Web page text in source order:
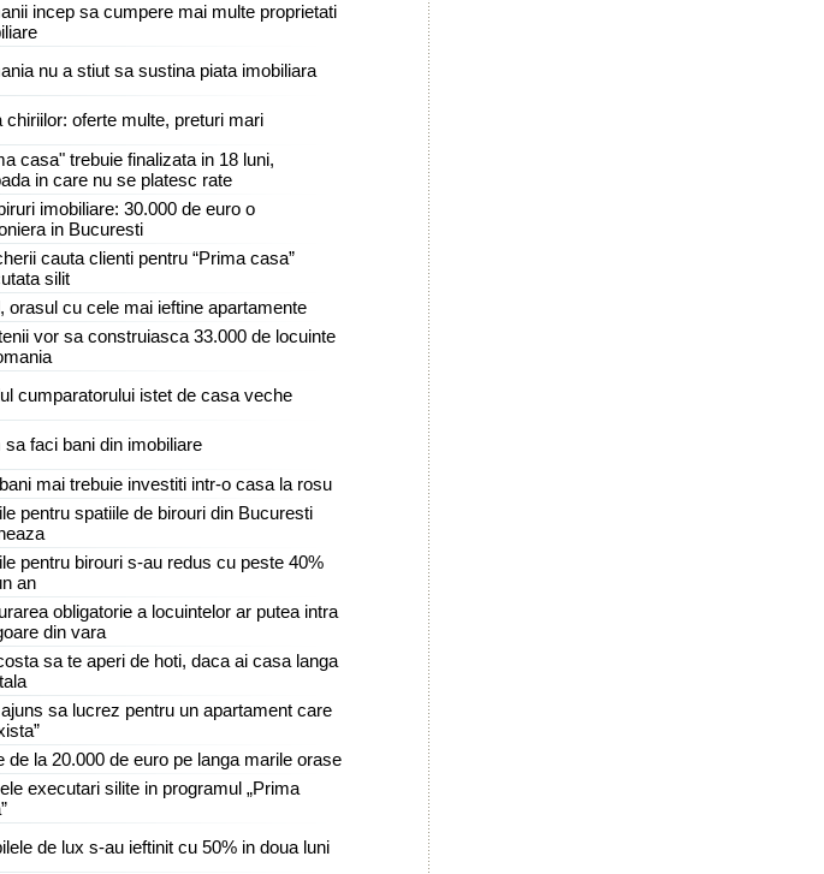
incep sa cumpere mai multe proprietati
nu a stiut sa sustina piata imobiliara
chiriilor: oferte multe, preturi mari
casa" trebuie finalizata in 18 luni,
in care nu se platesc rate
imobiliare: 30.000 de euro o
in Bucuresti
cauta clienti pentru “Prima casa”
silit
orasul cu cele mai ieftine apartamente
vor sa construiasca 33.000 de locuinte
cumparatorului istet de casa veche
sa faci bani din imobiliare
mai trebuie investiti intr-o casa la rosu
pentru spatiile de birouri din Bucuresti
pentru birouri s-au redus cu peste 40%
an
obligatorie a locuintelor ar putea intra
din vara
sa te aperi de hoti, daca ai casa langa
sa lucrez pentru un apartament care
de la 20.000 de euro pe langa marile orase
executari silite in programul „Prima
de lux s-au ieftinit cu 50% in doua luni